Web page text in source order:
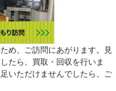
め、ご訪問にあがります。見
たら、買取・回収を行いま
いただけませんでしたら、ご